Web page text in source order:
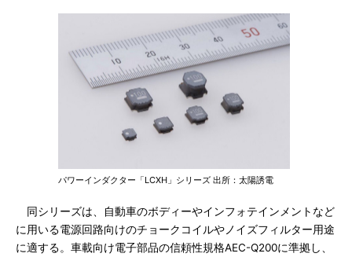
パワーインダクター「LCXH」シリーズ 出所：太陽誘電
同シリーズは、自動車のボディーやインフォテインメントなど
に用いる電源回路向けのチョークコイルやノイズフィルター用途
に適する。車載向け電子部品の信頼性規格AEC-Q200に準拠し、